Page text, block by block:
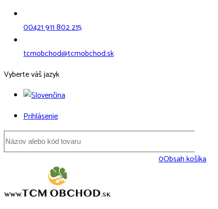
00421 911 802 215
tcmobchod@tcmobchod.sk
Vyberte váš jazyk
Prihlásenie
0Obsah košíka